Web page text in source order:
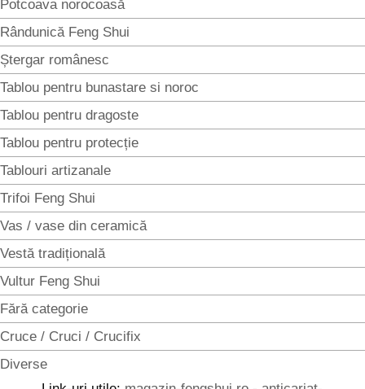
Potcoava norocoasă
Rândunică Feng Shui
Ștergar românesc
Tablou pentru bunastare si noroc
Tablou pentru dragoste
Tablou pentru protecție
Tablouri artizanale
Trifoi Feng Shui
Vas / vase din ceramică
Vestă tradițională
Vultur Feng Shui
Fără categorie
Cruce / Cruci / Crucifix
Diverse